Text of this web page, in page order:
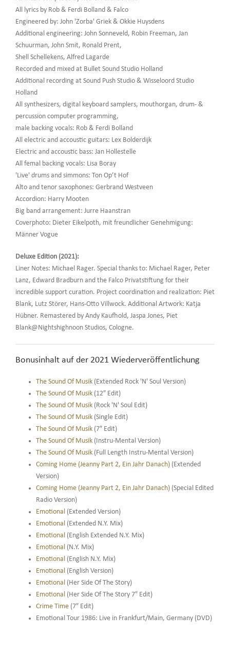
All lyrics by Rob & Ferdi Bolland & Falco
Engineered by: John 'Zorba' Griek & Okkie Huysdens
Additional engineering: John Sonneveld, Robin Freeman, Jan
Schuurman, John Smit, Ronald Prent,
Shell Schellekens, Alfred Lagarde
Recorded and mixed at Bullet Sound Studio Holland
Additional recording at Sound Push Studio & Wisseloord Studio
Holland
All synthesizers, digital keyboard samplers, mouthorgan, drum- &
percussion computer programming,
male backing vocals: Rob & Ferdi Bolland
All electric and accoustic guitars: Lex Bolderdijk
Electric and accoustic bass: Jan Hollestelle
All femal backing vocals: Lisa Boray
'Live' drums and simmons: Ton Op’t Hof
Alto and tenor saxophones: Gerbrand Westveen
Accordion: Harry Mooten
Big band arrangement: Jurre Haanstran
Coverphoto: Dieter Eikelpoth, mit freundlicher Genehmigung:
Männer Vogue
Deluxe Edition (2021):
Liner Notes: Michael Rager. Special thanks to: Michael Rager, Peter
Lanz, Edward Bradburn and the Falco Privatstiftung for their
incredible support curation. Project coordination and realization: Piet
Blank, Lutz Störer, Hans-Otto Villwock. Additional Artwork: Katja
Hübner. Remastered by Andy Kaufhold, Jaspa Jones, Piet
Blank@Nightshighnoon Studios, Cologne.
Bonusinhalt auf der 2021 Wiederveröffentlichung
The Sound Of Musik(Extended Rock 'N' Soul Version)
The Sound Of Musik(12″ Edit)
The Sound Of Musik(Rock 'N' Soul Edit)
The Sound Of Musik(Single Edit)
The Sound Of Musik(7″ Edit)
The Sound Of Musik(Instru-Mental Version)
The Sound Of Musik(Full Length Instru-Mental Version)
Coming Home (Jeanny Part 2, Ein Jahr Danach)(Extended
Version)
Coming Home (Jeanny Part 2, Ein Jahr Danach)(Special Edited
Radio Version)
Emotional (Extended Version)
Emotional (Extended N.Y. Mix)
Emotional (English Extended N.Y. Mix)
Emotional (N.Y. Mix)
Emotional (English N.Y. Mix)
Emotional (English Version)
Emotional (Her Side Of The Story)
Emotional (Her Side Of The Story 7″ Edit)
Crime Time(7″ Edit)
Emotional Tour 1986: Live in Frankfurt/Main, Germany (DVD)